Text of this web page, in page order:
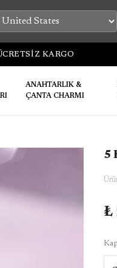
KARGO
ANAHTARLIK &
ÇANTA CHARMI
5
₺